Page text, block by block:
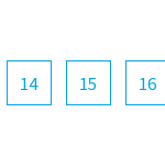
14 15 16